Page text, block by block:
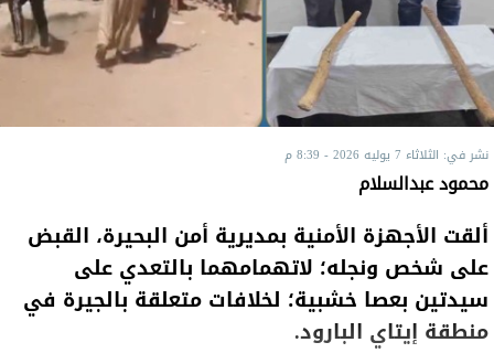
نشر في: الثلاثاء 7 يوليه 2026 - 8:39 م
محمود عبدالسلام
ألقت الأجهزة الأمنية بمديرية أمن البحيرة، القبض
على شخص ونجله؛ لاتهمامهما بالتعدي على
سيدتين بعصا خشبية؛ لخلافات متعلقة بالجيرة في
منطقة إيتاي البارود.